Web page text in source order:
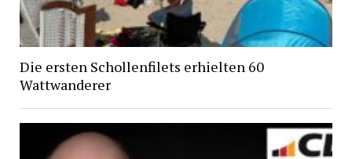
Die ersten Schollenfilets erhielten 60
Wattwanderer